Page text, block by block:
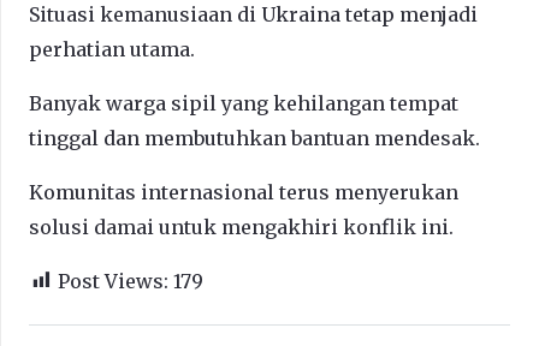
Situasi kemanusiaan di Ukraina tetap menjadi
perhatian utama.
Banyak warga sipil yang kehilangan tempat
tinggal dan membutuhkan bantuan mendesak.
Komunitas internasional terus menyerukan
solusi damai untuk mengakhiri konflik ini.
Post Views: 179